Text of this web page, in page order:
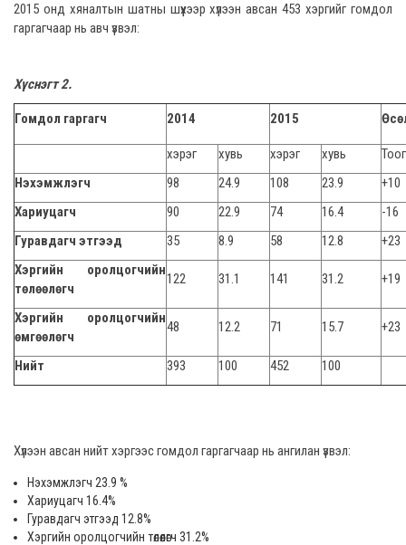
2015 онд хяналтын шатны шүүхээр хүлээн авсан 453 хэргийг гомдол
гаргагчаар нь авч үзвэл:
Хүснэгт 2.
Гомдол гаргагч 2014 2015
хэрэг хувь хэрэг хувь
Нэхэмжлэгч
98 24.9 108 23.9
+10
Хариуцагч
90 22.9 74 16.4
-16
Гуравдагч этгээд
35 8.9 58 12.8
+23
Хэргийн оролцогчийн
төлөөлөгч
122 31.1 141 31.2 +19
Хэргийн оролцогчийн
өмгөөлөгч
48 12.2 71 15.7 +23
Нийт 393 100 452 100
Хүлээн авсан нийт хэргээс гомдол гаргагчаар нь ангилан үзвэл:
Нэхэмжлэгч 23.9 %
Хариуцагч 16.4%
Гуравдагч этгээд 12.8%
Хэргийн оролцогчийн төлөөлөгч 31.2%